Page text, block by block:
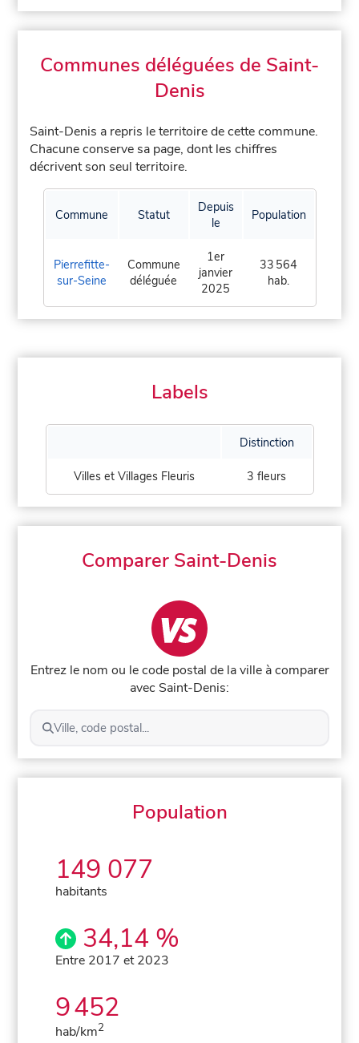
Communes déléguées de Saint-
Denis
Saint-Denis a repris le territoire de cette commune.
Chacune conserve sa page, dont les chiffres
décrivent son seul territoire.
Commune Statut
Depuis
le
Population
Pierrefitte-
sur-Seine
Commune
déléguée
1er
janvier
2025
33 564
hab.
Labels
Distinction
Villes et Villages Fleuris 3 fleurs
Comparer Saint-Denis
Entrez le nom ou le code postal de la ville à comparer
avec Saint-Denis:
Ville, code postal...
Population
149 077
habitants
34,14 %
Entre 2017 et 2023
9 452
hab/km2